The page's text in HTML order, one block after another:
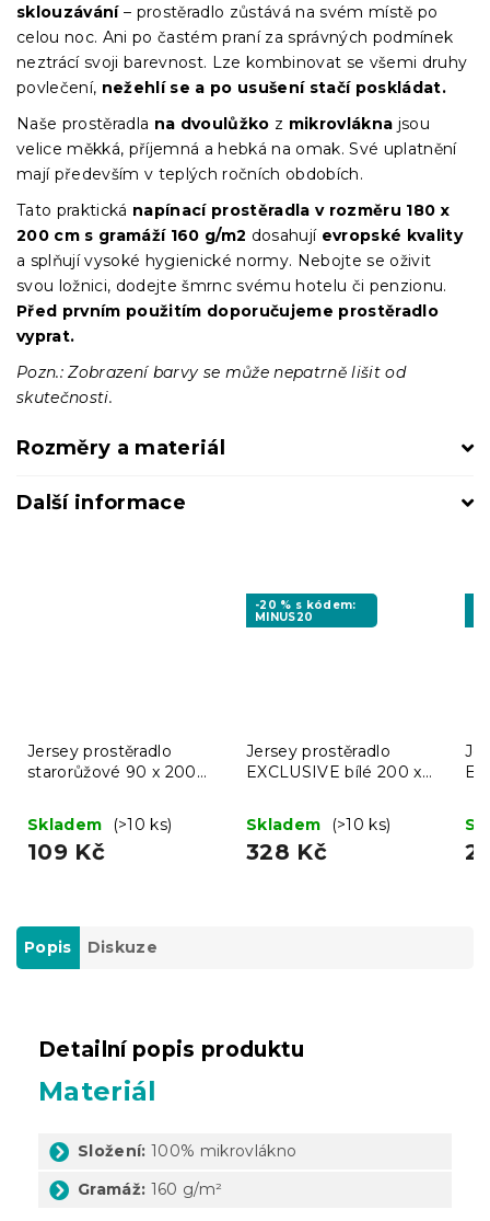
sklouzávání– prostěradlo zůstává na svém místě po
celou noc. Ani po častém praní za správných podmínek
neztrácí svoji barevnost. Lze kombinovat se všemi druhy
povlečení, nežehlí se a po usušení stačí poskládat.
Naše prostěradla na dvoulůžko z mikrovlákna jsou
velice měkká, příjemná a hebká na omak. Své uplatnění
mají především v teplých ročních obdobích.
Tato praktická napínací prostěradla v rozměru 180 x
200 cm s gramáží 160 g/m2 dosahujíevropské kvality
a splňují vysoké hygienické normy. Nebojte se oživit
svou ložnici, dodejte šmrnc svému hotelu či penzionu.
Před prvním použitím doporučujeme prostěradlo
vyprat.
Pozn.: Zobrazení barvy se může nepatrně lišit od
skutečnosti.
Rozměry a materiál
Další informace
Jersey prostěradlo
starorůžové 90 x 200
Skladem
(>10 ks)
109 Kč
-20 % s kódem:
MINUS20
Jersey prostěradlo
EXCLUSIVE bílé 200 x
Skladem
(>10 ks)
328 Kč
Popis Diskuze
Detailní popis produktu
Materiál
Složení: 100% mikrovlákno
Gramáž: 160 g/m²